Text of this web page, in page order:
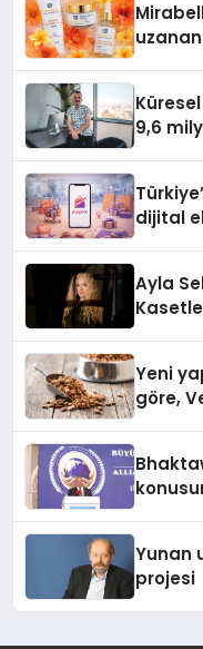
9,6
dijital
Ayla
Yeni
göre,
Yunan
projesi